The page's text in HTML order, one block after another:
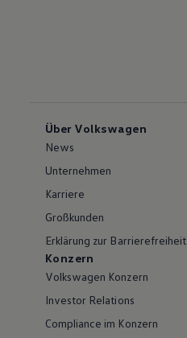
Über Volkswagen
News
Unternehmen
Karriere
Großkunden
Erklärung zur Barrierefreiheit
Konzern
Volkswagen Konzern
Investor Relations
Compliance im Konzern